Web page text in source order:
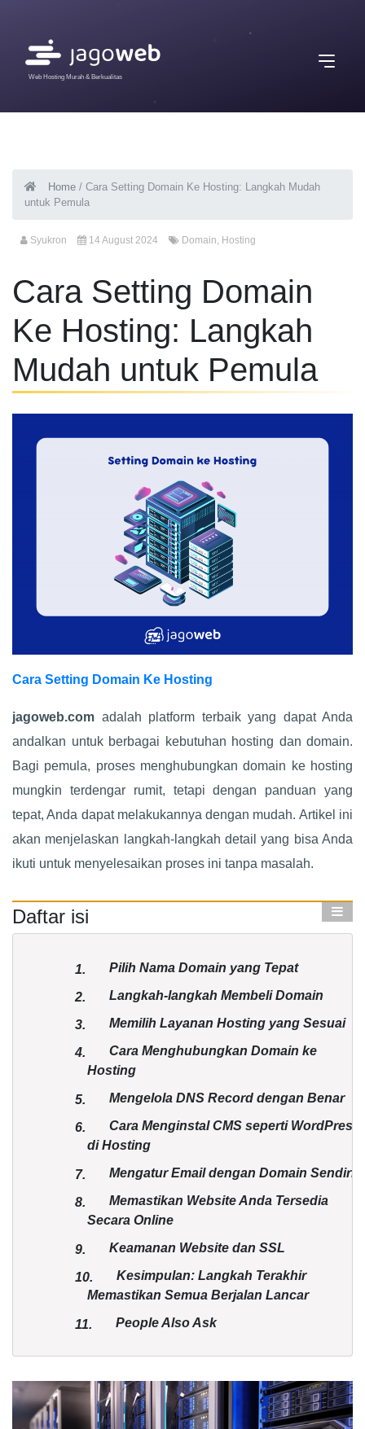
Web Hosting Murah & Berkualitas
Home / Cara Setting Domain Ke Hosting: Langkah Mudah
untuk Pemula
Syukron 14 August 2024 Domain, Hosting
Cara Setting Domain
Ke Hosting: Langkah
Mudah untuk Pemula
Cara Setting Domain Ke Hosting
jagoweb.com adalah platform terbaik yang dapat Anda
andalkan untuk berbagai kebutuhan hosting dan domain.
Bagi pemula, proses menghubungkan domain ke hosting
mungkin terdengar rumit, tetapi dengan panduan yang
tepat, Anda dapat melakukannya dengan mudah. Artikel ini
akan menjelaskan langkah-langkah detail yang bisa Anda
ikuti untuk menyelesaikan proses ini tanpa masalah.
Daftar isi
1. Pilih Nama Domain yang Tepat
2. Langkah-langkah Membeli Domain
3. Memilih Layanan Hosting yang Sesuai
4.
Cara Menghubungkan Domain ke
Hosting
5. Mengelola DNS Record dengan Benar
6.
Cara Menginstal CMS seperti WordPress
di Hosting
7. Mengatur Email dengan Domain Sendiri
8.
Memastikan Website Anda Tersedia
Secara Online
9. Keamanan Website dan SSL
10.
Kesimpulan: Langkah Terakhir
Memastikan Semua Berjalan Lancar
11. People Also Ask